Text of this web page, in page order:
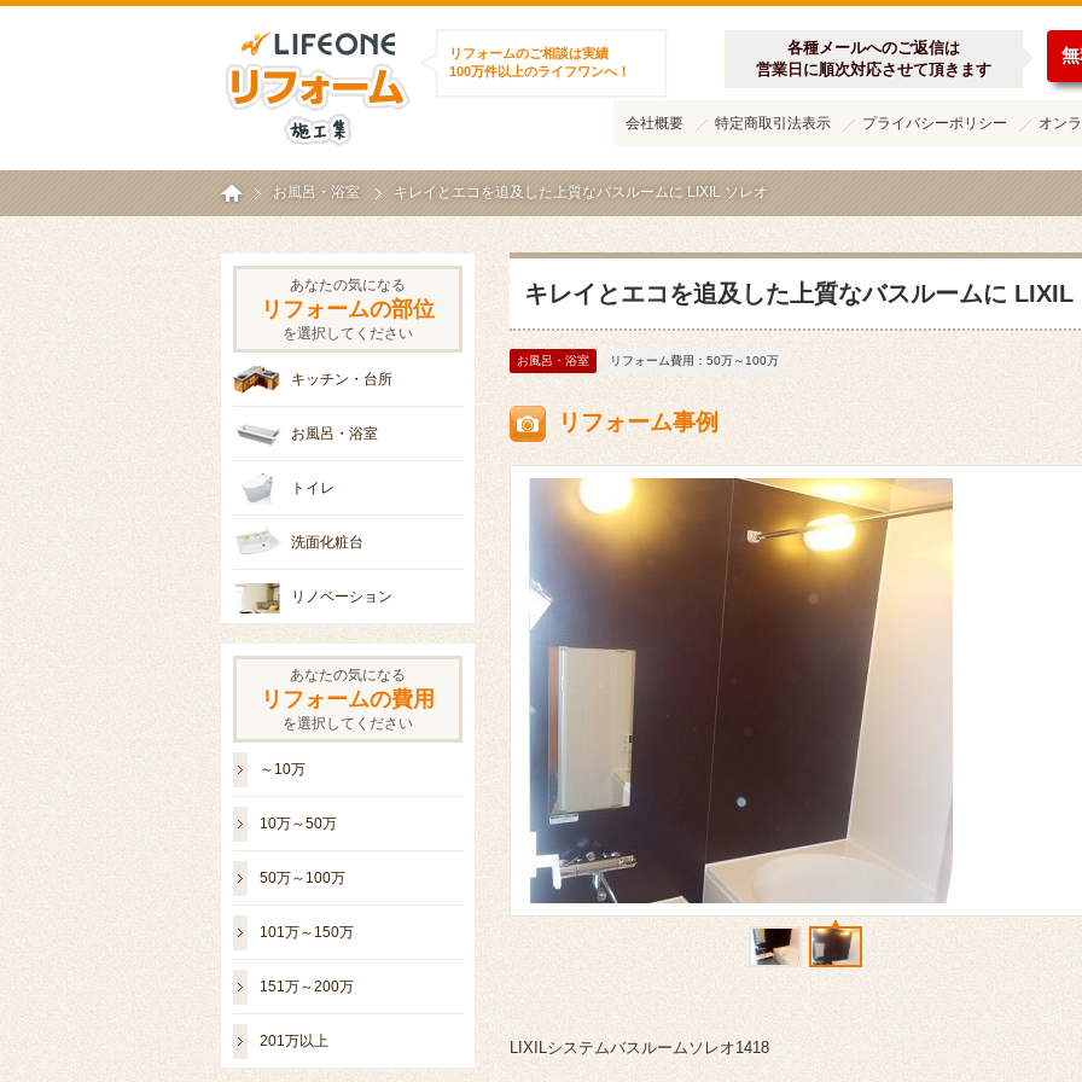
リフォームのご相談は実績
100万件以上のライフワンへ！
各種メールへのご返信は
営業日に順次対応させて頂きます
会社概要 特定商取引法表示 プライバシーポリシー オン
ホームお風呂・浴室 キレイとエコを追及した上質なバスルームに LIXIL ソレオ
キレイとエコを追及した上質なバスルームに LIXIL
お風呂・浴室 リフォーム費用：50万～100万
リフォーム事例
LIXILシステムバスルームソレオ1418
あなたの気になる
リフォームの部位
を選択してください
キッチン・台所
お風呂・浴室
トイレ
洗面化粧台
リノベーション
あなたの気になる
リフォームの費用
を選択してください
～10万
10万～50万
50万～100万
101万～150万
151万～200万
201万以上